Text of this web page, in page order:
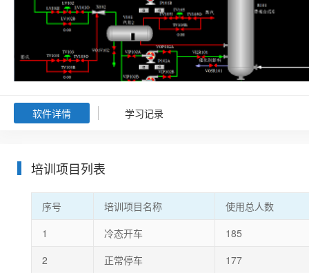
软件详情 学习记录
培训项目列表
序号 培训项目名称
使用总人数
1
冷态开车
185
2
正常停车
177